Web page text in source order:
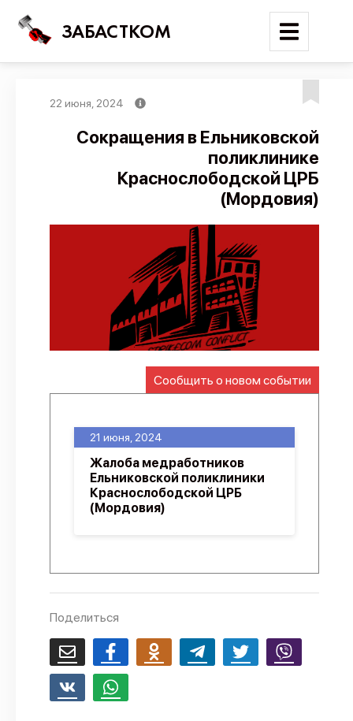
ЗАБАСТКОМ
Новости
Трудовые конфликты
Отчеты
Предложить публикацию
Справочник
API
О проекте
22 июня, 2024
Сокращения в Ельниковской
поликлинике
Краснослободской ЦРБ
(Мордовия)
Сообщить о новом событии
21 июня, 2024
Жалоба медработников
Ельниковской поликлиники
Краснослободской ЦРБ
(Мордовия)
Поделиться